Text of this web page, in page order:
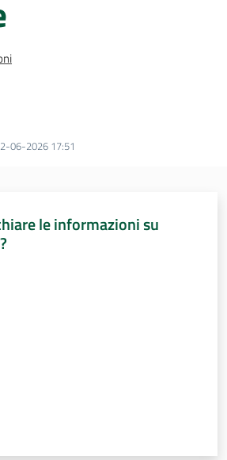
06-2026 17:51
le informazioni su